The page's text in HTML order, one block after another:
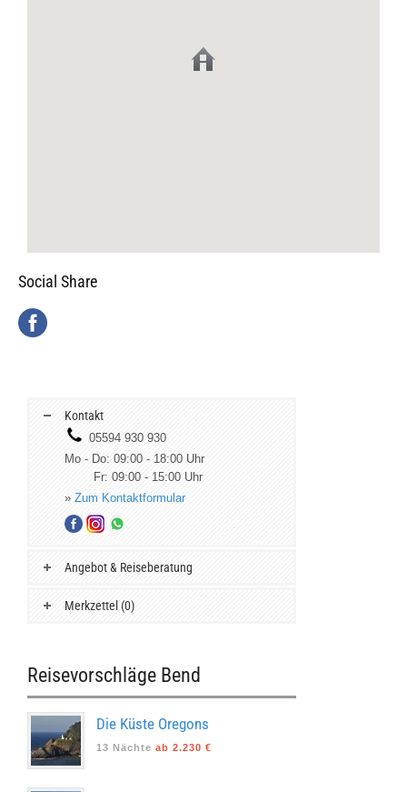
Social Share
Kontakt
05594 930 930
Mo - Do: 09:00 - 18:00 Uhr
Fr: 09:00 - 15:00 Uhr
» Zum Kontaktformular
Angebot & Reiseberatung
Merkzettel (0)
Reisevorschläge Bend
Die Küste Oregons
13 Nächte ab 2.230 €